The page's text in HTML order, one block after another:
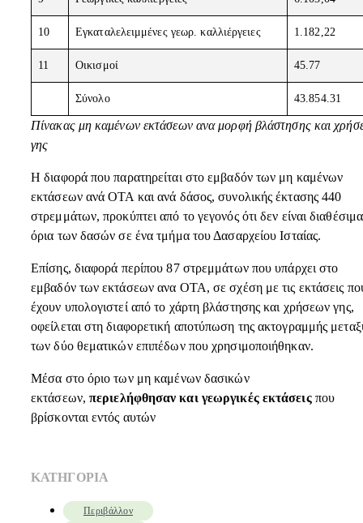
10 Εγκαταλελειμμένες γεωρ. καλλιέργειες 1.182,22
11 Οικισμοί 45.77
Σύνολο 43.854.31
Πίνακας μη καμένων εκτάσεων ανα μορφή βλάστησης και
γης
Η διαφορά που παρατηρείται στο εμβαδόν των μη καμένων
εκτάσεων ανά ΟΤΑ και ανά δάσος, συνολικής έκτασης 440
στρεμμάτων, προκύπτει από το γεγονός ότι δεν είναι
όρια των δασών σε ένα τμήμα του Δασαρχείου Ισταίας.
Επίσης, διαφορά περίπου 87 στρεμμάτων που υπάρχει στο
εμβαδόν των εκτάσεων ανα ΟΤΑ, σε σχέση με τις εκτάσεις
έχουν υπολογιστεί από το χάρτη βλάστησης και χρήσεων γης,
οφείλεται στη διαφορετική αποτύπωση της ακτογραμμής
των δύο θεματικών επιπέδων που χρησιμοποιήθηκαν.
Μέσα στο όριο των μη καμένων δασικών
εκτάσεων, περιελήφθησαν και γεωργικές εκτάσειςπου
βρίσκονται εντός αυτών
ΚΑΤΗΓΟΡΙΑ
Περιβάλλον